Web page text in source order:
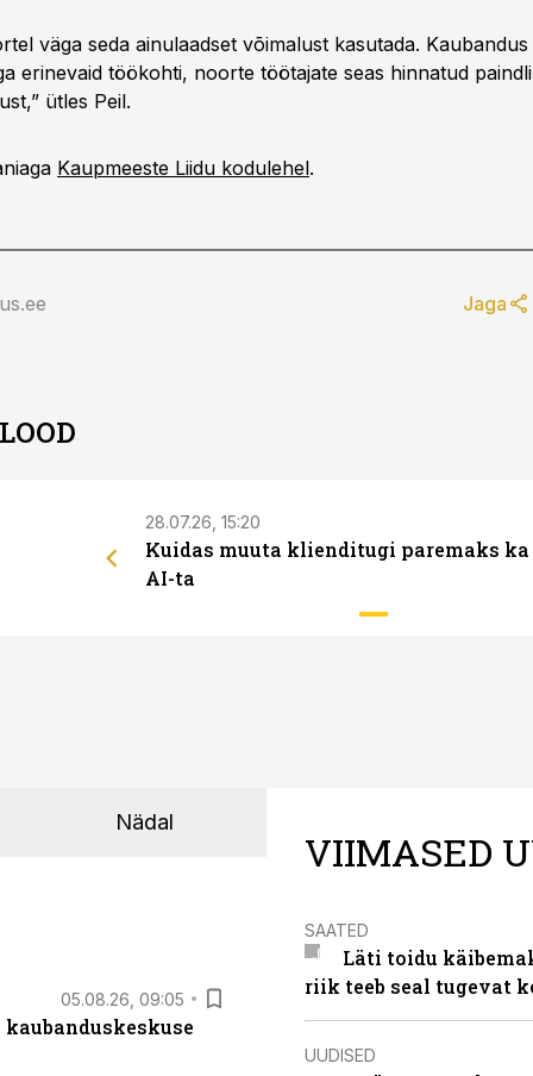
väga seda ainulaadset võimalust kasutada.
erinevaid töökohti, noorte töötajate seas hinnatud
ütles Peil.
Kaupmeeste Liidu kodulehel.
Jaga
28.07.26, 15:20
Kuidas muuta klienditugi paremaks
AI-ta
Nädal
05.08.26, 09:05
VIIMASED
SAATED
Läti toidu
riik teeb seal tugevat
UUDISED